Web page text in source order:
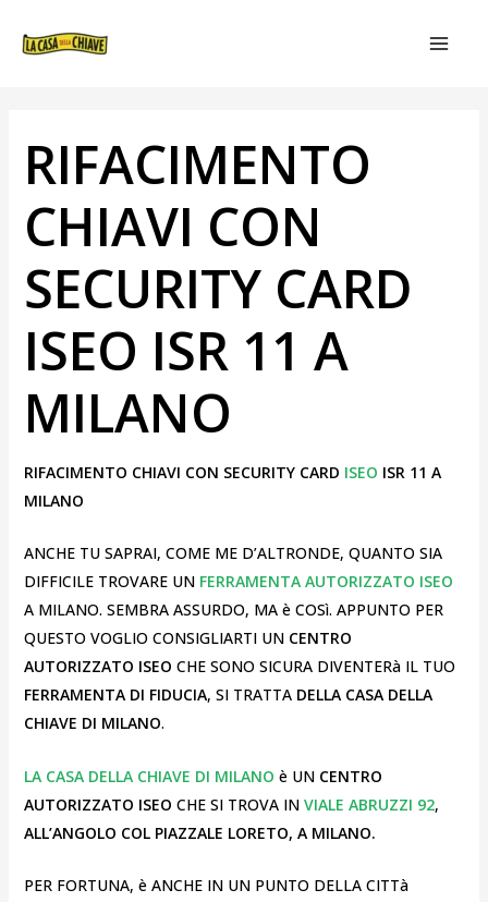
RIFACIMENTO
CHIAVI CON
SECURITY CARD
ISEO ISR 11 A
MILANO
RIFACIMENTO CHIAVI CON SECURITY CARD ISEO ISR 11 A
MILANO
ANCHE TU SAPRAI, COME ME D’ALTRONDE, QUANTO SIA
DIFFICILE TROVARE UNFERRAMENTA AUTORIZZATO ISEO
A MILANO. SEMBRA ASSURDO, MA è COSì. APPUNTO PER
QUESTO VOGLIO CONSIGLIARTI UN CENTRO
AUTORIZZATO ISEO CHE SONO SICURA DIVENTERà IL TUO
FERRAMENTA DI FIDUCIA, SI TRATTA DELLA CASA DELLA
CHIAVE DI MILANO.
LA CASA DELLA CHIAVE DI MILANO è UN CENTRO
AUTORIZZATO ISEO CHE SI TROVA IN VIALE ABRUZZI 92,
ALL’ANGOLO COL PIAZZALE LORETO, A MILANO.
PER FORTUNA, è ANCHE IN UN PUNTO DELLA CITTà
ARTICOLI